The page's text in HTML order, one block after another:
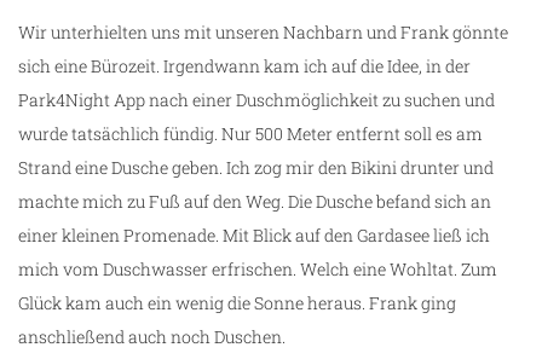
Wir unterhielten uns mit unseren Nachbarn und Frank gönnte
sich eine Bürozeit. Irgendwann kam ich auf die Idee, in der
Park4Night App nach einer Duschmöglichkeit zu suchen und
wurde tatsächlich fündig. Nur 500 Meter entfernt soll es am
Strand eine Dusche geben. Ich zog mir den Bikini drunter und
machte mich zu Fuß auf den Weg. Die Dusche befand sich an
einer kleinen Promenade. Mit Blick auf den Gardasee ließ ich
mich vom Duschwasser erfrischen. Welch eine Wohltat. Zum
Glück kam auch ein wenig die Sonne heraus. Frank ging
anschließend auch noch Duschen.